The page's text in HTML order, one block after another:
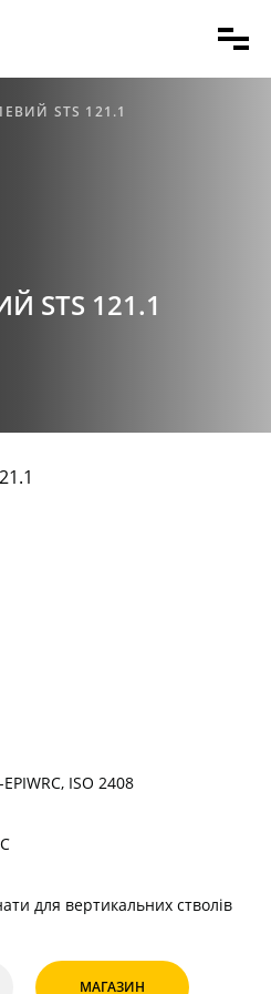
STS 121.1
STS 121.1
ISO 2408
для вертикальних стволів
МАГАЗИН